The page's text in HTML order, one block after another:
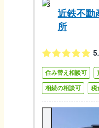
3
近鉄不動
所
住み替え相談可
相続の相談可 税